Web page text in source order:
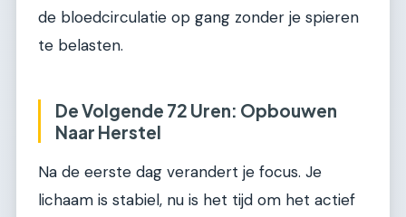
de bloedcirculatie op gang zonder je spieren
te belasten.
De Volgende 72 Uren: Opbouwen
Naar Herstel
Na de eerste dag verandert je focus. Je
lichaam is stabiel, nu is het tijd om het actief